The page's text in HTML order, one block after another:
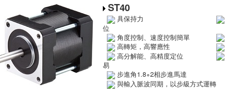
ST40
具保持力
位
角度控制、速度控制簡單
高轉矩，高響應性
高分解能、高精度定位
易
步進角1.8∘2相步進馬達
與輸入脈波同期，以步級方式運轉